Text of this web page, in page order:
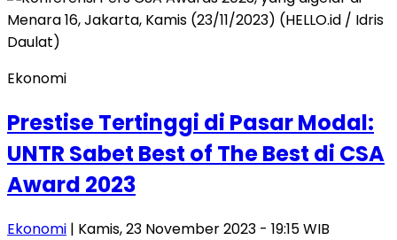
Ekonomi
Prestise Tertinggi di Pasar Modal:
UNTR Sabet Best of The Best di CSA
Award 2023
Ekonomi | Kamis, 23 November 2023 - 19:15 WIB